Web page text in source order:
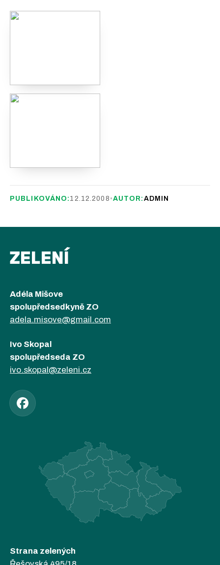
PUBLIKOVÁNO: 12.12.2008 •AUTOR: ADMIN
ZELENÍ
Adéla Mišove
spolupředsedkyně ZO
adela.misove@gmail.com
Ivo Skopal
spolupředseda ZO
ivo.skopal@zeleni.cz
Strana zelených